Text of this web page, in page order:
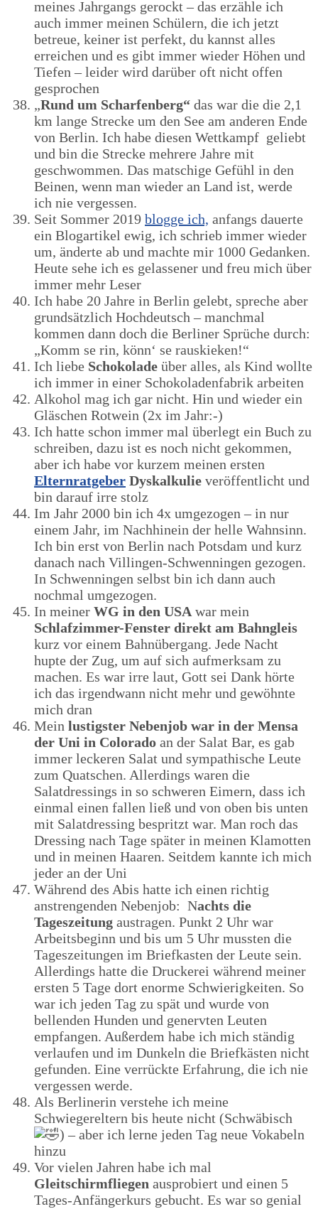
meines Jahrgangs gerockt – das erzähle ich
auch immer meinen Schülern, die ich jetzt
betreue, keiner ist perfekt, du kannst alles
erreichen und es gibt immer wieder Höhen und
Tiefen – leider wird darüber oft nicht offen
gesprochen
„Rund um Scharfenberg“ das war die die 2,1
km lange Strecke um den See am anderen Ende
von Berlin. Ich habe diesen Wettkampf geliebt
und bin die Strecke mehrere Jahre mit
geschwommen. Das matschige Gefühl in den
Beinen, wenn man wieder an Land ist, werde
ich nie vergessen.
Seit Sommer 2019 blogge ich, anfangs dauerte
ein Blogartikel ewig, ich schrieb immer wieder
um, änderte ab und machte mir 1000 Gedanken.
Heute sehe ich es gelassener und freu mich über
immer mehr Leser
Ich habe 20 Jahre in Berlin gelebt, spreche aber
grundsätzlich Hochdeutsch – manchmal
kommen dann doch die Berliner Sprüche durch:
„Komm se rin, könn‘ se rauskieken!“
Ich liebe Schokolade über alles, als Kind wollte
ich immer in einer Schokoladenfabrik arbeiten
Alkohol mag ich gar nicht. Hin und wieder ein
Gläschen Rotwein (2x im Jahr:-)
Ich hatte schon immer mal überlegt ein Buch zu
schreiben, dazu ist es noch nicht gekommen,
aber ich habe vor kurzem meinen ersten
Elternratgeber Dyskalkulie veröffentlicht und
bin darauf irre stolz
Im Jahr 2000 bin ich 4x umgezogen – in nur
einem Jahr, im Nachhinein der helle Wahnsinn.
Ich bin erst von Berlin nach Potsdam und kurz
danach nach Villingen-Schwenningen gezogen.
In Schwenningen selbst bin ich dann auch
nochmal umgezogen.
In meiner WG in den USA war mein
Schlafzimmer-Fenster direkt am Bahngleis
kurz vor einem Bahnübergang. Jede Nacht
hupte der Zug, um auf sich aufmerksam zu
machen. Es war irre laut, Gott sei Dank hörte
ich das irgendwann nicht mehr und gewöhnte
mich dran
Mein lustigster Nebenjob war in der Mensa
der Uni in Colorado an der Salat Bar, es gab
immer leckeren Salat und sympathische Leute
zum Quatschen. Allerdings waren die
Salatdressings in so schweren Eimern, dass ich
einmal einen fallen ließ und von oben bis unten
mit Salatdressing bespritzt war. Man roch das
Dressing nach Tage später in meinen Klamotten
und in meinen Haaren. Seitdem kannte ich mich
jeder an der Uni
Während des Abis hatte ich einen richtig
anstrengenden Nebenjob: Nachts die
Tageszeitung austragen. Punkt 2 Uhr war
Arbeitsbeginn und bis um 5 Uhr mussten die
Tageszeitungen im Briefkasten der Leute sein.
Allerdings hatte die Druckerei während meiner
ersten 5 Tage dort enorme Schwierigkeiten. So
war ich jeden Tag zu spät und wurde von
bellenden Hunden und genervten Leuten
empfangen. Außerdem habe ich mich ständig
verlaufen und im Dunkeln die Briefkästen nicht
gefunden. Eine verrückte Erfahrung, die ich nie
vergessen werde.
Als Berlinerin verstehe ich meine
Schwiegereltern bis heute nicht (Schwäbisch
) – aber ich lerne jeden Tag neue Vokabeln
hinzu
Vor vielen Jahren habe ich mal
Gleitschirmfliegen ausprobiert und einen 5
Tages-Anfängerkurs gebucht. Es war so genial